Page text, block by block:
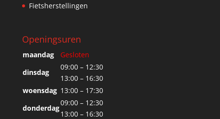
Fietsherstellingen
Openingsuren
maandag
Gesloten
dinsdag
09:00 – 12:30
13:00 – 16:30
woensdag 13:00 – 17:30
donderdag
09:00 – 12:30
13:00 – 16:30